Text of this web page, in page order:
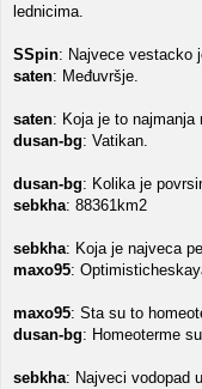
lednicima.
SSpin: Najvece vestacko
saten: Međuvršje.
saten: Koja je to najmanja
dusan-bg: Vatikan.
dusan-bg: Kolika je
sebkha: 88361km2
sebkha: Koja je najveca
maxo95:
maxo95: Sta su to
dusan-bg: Homeoterme
sebkha: Najveci vodopad